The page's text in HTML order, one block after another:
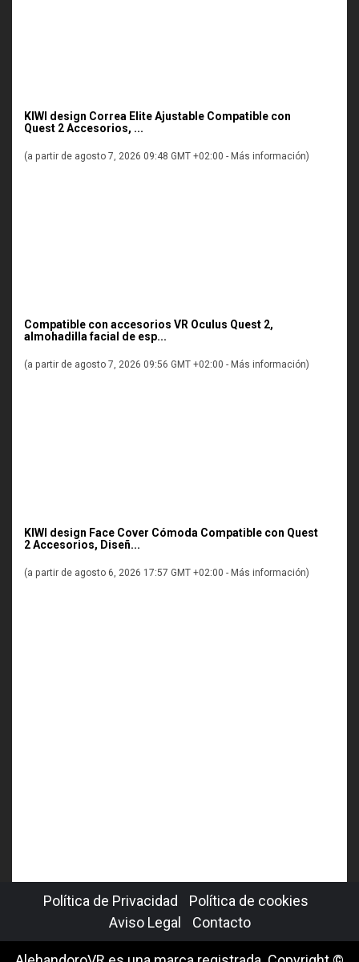
KIWI design Correa Elite Ajustable Compatible con
Quest 2 Accesorios, ...
(a partir de agosto 7, 2026 09:48 GMT +02:00 - Más información)
Compatible con accesorios VR Oculus Quest 2,
almohadilla facial de esp...
(a partir de agosto 7, 2026 09:56 GMT +02:00 - Más información)
KIWI design Face Cover Cómoda Compatible con Quest
2 Accesorios, Diseñ...
(a partir de agosto 6, 2026 17:57 GMT +02:00 - Más información)
Política de Privacidad
Política de cookies
Aviso Legal
Contacto